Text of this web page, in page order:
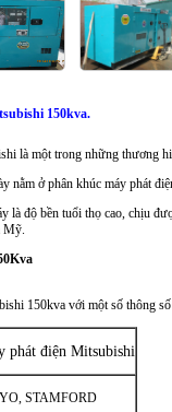
150kva.
là một trong những thương
nằm ở phân khúc máy phát
là độ bền tuổi thọ cao, chịu
Mỹ.
150kva với một số thông
phát điện Mitsubishi
STAMFORD